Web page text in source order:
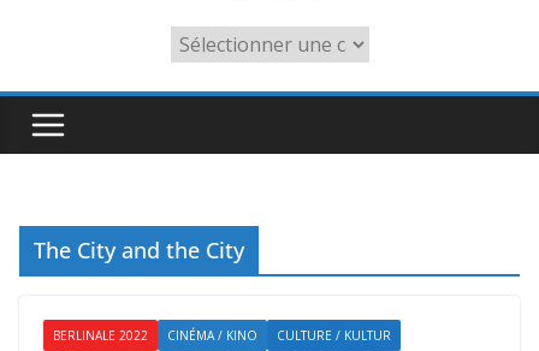
Rubriques
The City and the City
BERLINALE 2022 CINÉMA / KINO CULTURE / KULTUR